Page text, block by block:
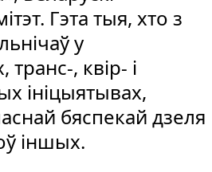
Гэта тыя, хто з
у
, квір- і
ініцыятывах,
бяспекай дзеля
іншых.